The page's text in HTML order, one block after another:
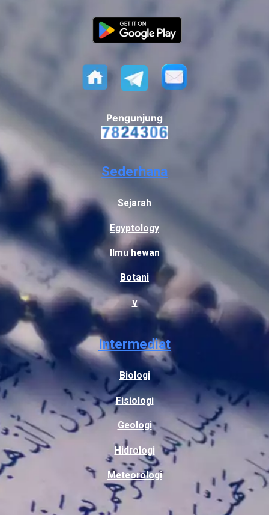
Pengunjung
Sederhana
Sejarah
Egyptology
Ilmu hewan
Botani
v
Intermediat
Biologi
Fisiologi
Geologi
Hidrologi
Meteorologi